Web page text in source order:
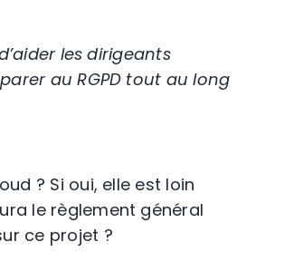
les dirigeants
au RGPD tout au long
? Si oui, elle est loin
le règlement général
ce projet ?